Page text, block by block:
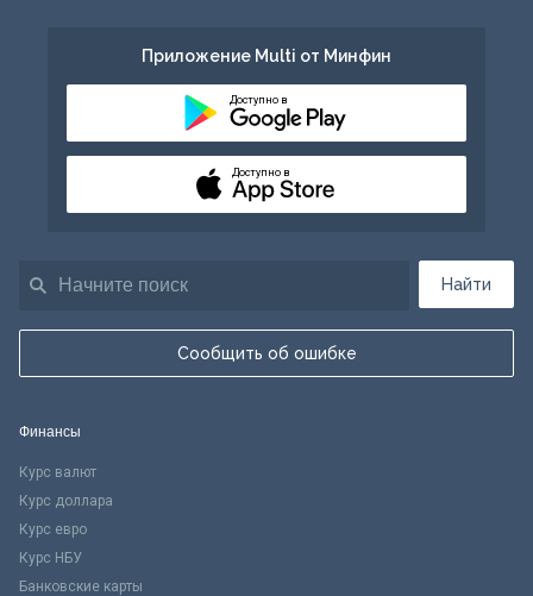
Найти
Сообщить об ошибке
Приложение Multi от Минфин
Доступно в
Доступно в
Финансы
Курс валют
Курс доллара
Курс евро
Курс НБУ
Банковские карты